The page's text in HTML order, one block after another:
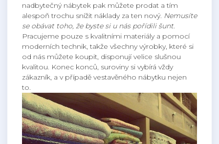
nadbytečný nábytek pak můžete prodat a tím
alespoň trochu snížit náklady za ten nový. Nemusíte
se obávat toho, že byste si u nás pořídili šunt.
Pracujeme pouze s kvalitními materiály a pomocí
moderních technik, takže všechny výrobky, které si
od nás můžete koupit, disponují velice slušnou
kvalitou. Konec konců, suroviny si vybírá vždy
zákazník, a v případě vestavěného nábytku nejen
to.